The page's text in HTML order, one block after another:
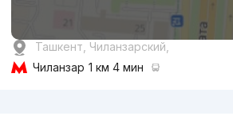
Ташкент, Чиланзарский,
Чиланзар 1 км 4 мин